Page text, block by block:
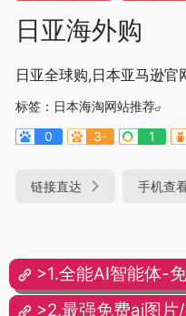
日亚海外购
日亚全球购,日本亚马逊官
标签： 日本海淘网站推荐
0
3- 1
链接直达 手机查
>1.全能AI智能体-
>2.最强免费ai图片